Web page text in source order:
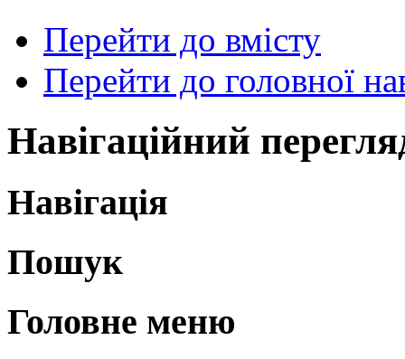
Перейти до вмісту
Перейти до головної
Навігаційний
Навігація
Пошук
Головне меню